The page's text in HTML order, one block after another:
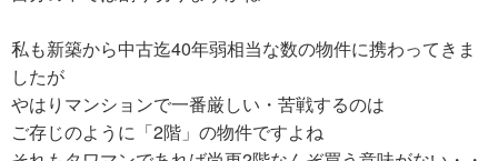
私も新築から中古迄40年弱相当な数の物件に携わってきま
したが
やはりマンションで一番厳しい・苦戦するのは
ご存じのように「2階」の物件ですよね